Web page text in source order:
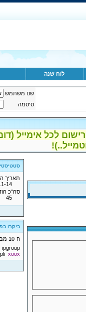
לוח שנה
שם משתמש
סיסמה
לכל אימייל
תאריך
14
סה"כ
45
ביקרו
ה-10 מבקר(ים) האחרונ(ים) לדף זה היו:
ipgroup
xoox